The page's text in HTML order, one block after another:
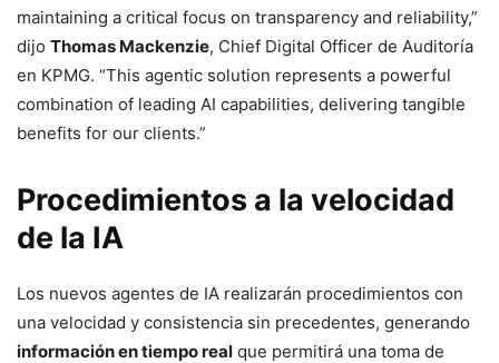
maintaining a critical focus on transparency and reliability,”
dijo Thomas Mackenzie, Chief Digital Officer de Auditoría
en KPMG. “This agentic solution represents a powerful
combination of leading AI capabilities, delivering tangible
benefits for our clients.”
Procedimientos a la velocidad
de la IA
Los nuevos agentes de IA realizarán procedimientos con
una velocidad y consistencia sin precedentes, generando
información en tiempo real que permitirá una toma de